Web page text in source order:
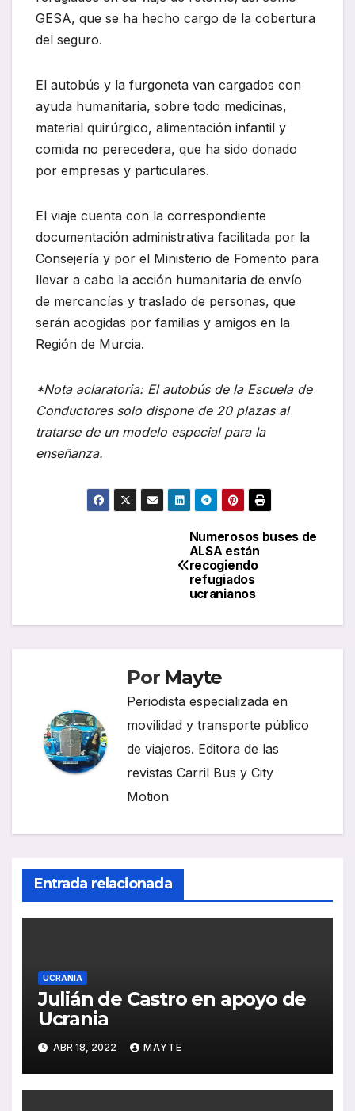
GESA, que se ha hecho cargo de la cobertura
del seguro.
El autobús y la furgoneta van cargados con
ayuda humanitaria, sobre todo medicinas,
material quirúrgico, alimentación infantil y
comida no perecedera, que ha sido donado
por empresas y particulares.
El viaje cuenta con la correspondiente
documentación administrativa facilitada por la
Consejería y por el Ministerio de Fomento para
llevar a cabo la acción humanitaria de envío
de mercancías y traslado de personas, que
serán acogidas por familias y amigos en la
Región de Murcia.
*Nota aclaratoria: El autobús de la Escuela de
Conductores solo dispone de 20 plazas al
tratarse de un modelo especial para la
enseñanza.
Numerosos buses de
ALSA están
recogiendo
refugiados
ucranianos
Por Mayte
Periodista especializada en
movilidad y transporte público
de viajeros. Editora de las
revistas Carril Bus y City
Motion
Entrada relacionada
UCRANIA
Julián de Castro en apoyo de
Ucrania
ABR 18, 2022 MAYTE